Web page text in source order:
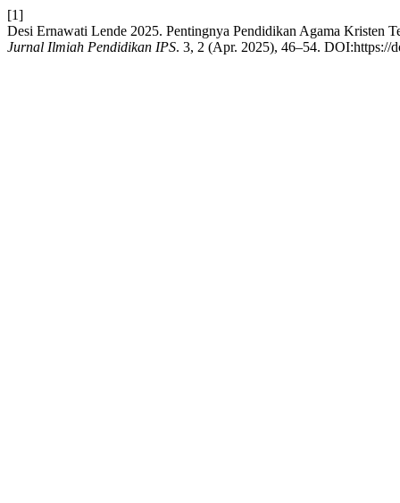
[1]
Desi Ernawati Lende 2025. Pentingnya Pendidikan Agama Kristen
Jurnal Ilmiah Pendidikan IPS. 3, 2 (Apr. 2025), 46–54. DOI:https://